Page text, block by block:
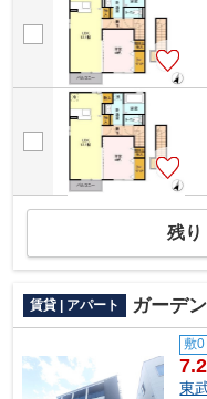
残り
賃貸 | アパート ガーデ
敷0
東